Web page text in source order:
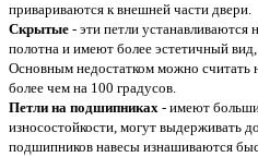
привариваются к внешней части двери.
Скрытые - эти петли устанавливаются
полотна и имеют более эстетичный
Основным недостатком можно считать
более чем на 100 градусов.
Петли на подшипниках - имеют
износостойкости, могут выдерживать
подшипников навесы изнашиваются